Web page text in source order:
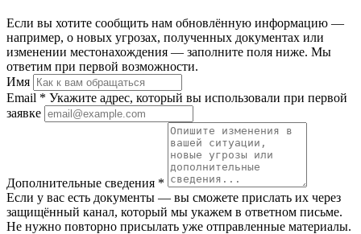
Если вы хотите сообщить нам обновлённую информацию —
например, о новых угрозах, полученных документах или
изменении местонахождения — заполните поля ниже. Мы
ответим при первой возможности.
Имя
Email * Укажите адрес, который вы использовали при первой
заявке
Дополнительные сведения *
Если у вас есть документы — вы сможете прислать их через
защищённый канал, который мы укажем в ответном письме.
Не нужно повторно присылать уже отправленные материалы.